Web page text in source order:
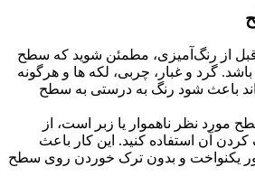
از رنگ‌آمیزی، مطمئن شوید که سطح
گرد و غبار، چربی، لکه ‌ها و هرگونه
باعث شود رنگ به درستی به سطح
مورد نظر ناهموار یا زبر است، از
آن استفاده کنید. این کار باعث
یکنواخت و بدون ترک خوردن روی سطح